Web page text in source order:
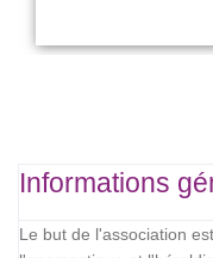
Informations
Le but de l'association